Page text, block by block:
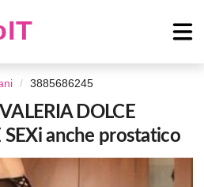
3885686245
DOLCE
SEXi anche prostatico